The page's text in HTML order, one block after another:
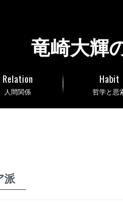
竜崎大輝
人間関係
Relation
哲学と思
Habit
派